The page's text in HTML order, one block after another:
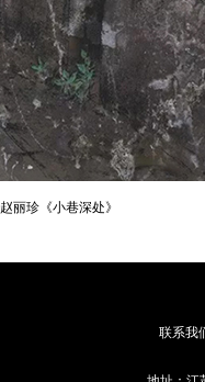
赵丽珍《小巷深处》
联系我